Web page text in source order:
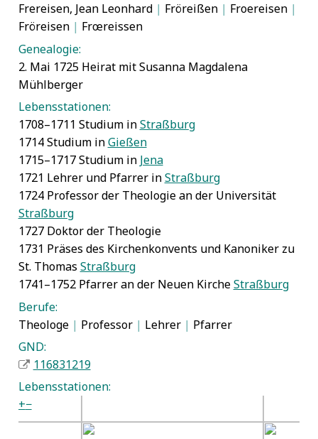
Frereisen, Jean Leonhard | Fröreißen | Froereisen |
Fröreisen | Frœreissen
Genealogie:
2. Mai 1725 Heirat mit Susanna Magdalena
Mühlberger
Lebensstationen:
1708–1711 Studium inStraßburg
1714 Studium inGießen
1715–1717 Studium in Jena
1721 Lehrer und Pfarrer inStraßburg
1724 Professor der Theologie an der Universität
Straßburg
1727 Doktor der Theologie
1731 Präses des Kirchenkonvents und Kanoniker zu
St. Thomas Straßburg
1741–1752 Pfarrer an der Neuen KircheStraßburg
Berufe:
Theologe | Professor | Lehrer | Pfarrer
GND:
116831219
Lebensstationen:
+−